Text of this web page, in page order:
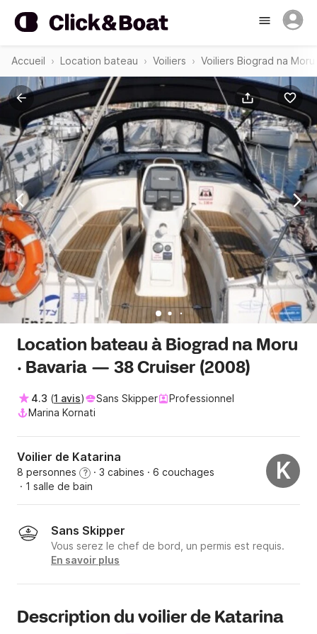
Accueil Location bateau Voiliers Voiliers Biograd na Moru
Location bateau à Biograd na Moru
· Bavaria — 38 Cruiser (2008)
4.3 (1 avis) Sans Skipper
Professionnel
Marina Kornati
Voilier de Katarina
8 personnes ? · 3 cabines · 6 couchages
· 1 salle de bain
K
Sans Skipper
Vous serez le chef de bord, un permis est requis.
En savoir plus
Description du voilier de Katarina